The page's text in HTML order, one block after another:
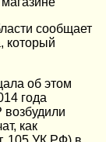
сообщает
который
об этом
года
возбудили
как